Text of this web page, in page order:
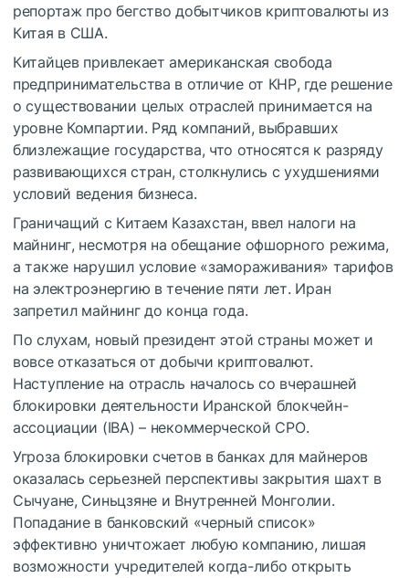
репортаж про бегство добытчиков криптовалюты из
Китая в США.
Китайцев привлекает американская свобода
предпринимательства в отличие от КНР, где решение
о существовании целых отраслей принимается на
уровне Компартии. Ряд компаний, выбравших
близлежащие государства, что относятся к разряду
развивающихся стран, столкнулись с ухудшениями
условий ведения бизнеса.
Граничащий с Китаем Казахстан, ввел налоги на
майнинг, несмотря на обещание офшорного режима,
а также нарушил условие «замораживания» тарифов
на электроэнергию в течение пяти лет. Иран
запретил майнинг до конца года.
По слухам, новый президент этой страны может и
вовсе отказаться от добычи криптовалют.
Наступление на отрасль началось со вчерашней
блокировки деятельности Иранской блокчейн-
ассоциации (IBA) – некоммерческой СРО.
Угроза блокировки счетов в банках для майнеров
оказалась серьезней перспективы закрытия шахт в
Сычуане, Синьцзяне и Внутренней Монголии.
Попадание в банковский «черный список»
эффективно уничтожает любую компанию, лишая
возможности учредителей когда-либо открыть